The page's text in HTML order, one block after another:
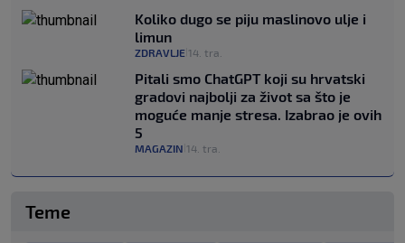
Koliko dugo se piju maslinovo ulje i
limun
ZDRAVLJE 14. tra.
Pitali smo ChatGPT koji su hrvatski
gradovi najbolji za život sa što je
moguće manje stresa. Izabrao je ovih
5
MAGAZIN 14. tra.
Teme